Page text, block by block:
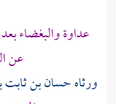
عداوة والبغضاء
عن
ورثاهحسان بن ثابت